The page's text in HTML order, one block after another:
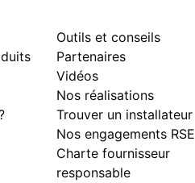
Outils et conseils
Partenaires
Vidéos
Nos réalisations
Trouver un installateur
Nos engagements RSE
Charte fournisseur
responsable